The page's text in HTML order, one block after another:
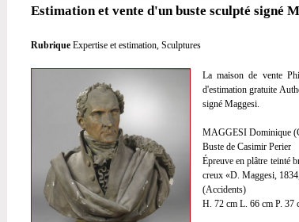
Estimation et vente d'un buste sculpté signé
Rubrique Expertise et estimation, Sculptures
La maison de vente
d'estimation gratuite
signé Maggesi.
MAGGESI Dominique
Buste de Casimir Perier
Épreuve en plâtre teinté
creux «D. Maggesi,
(Accidents)
H. 72 cm L. 66 cm P. 37